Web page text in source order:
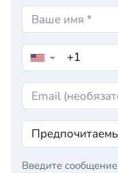
▼
Введите сообщение